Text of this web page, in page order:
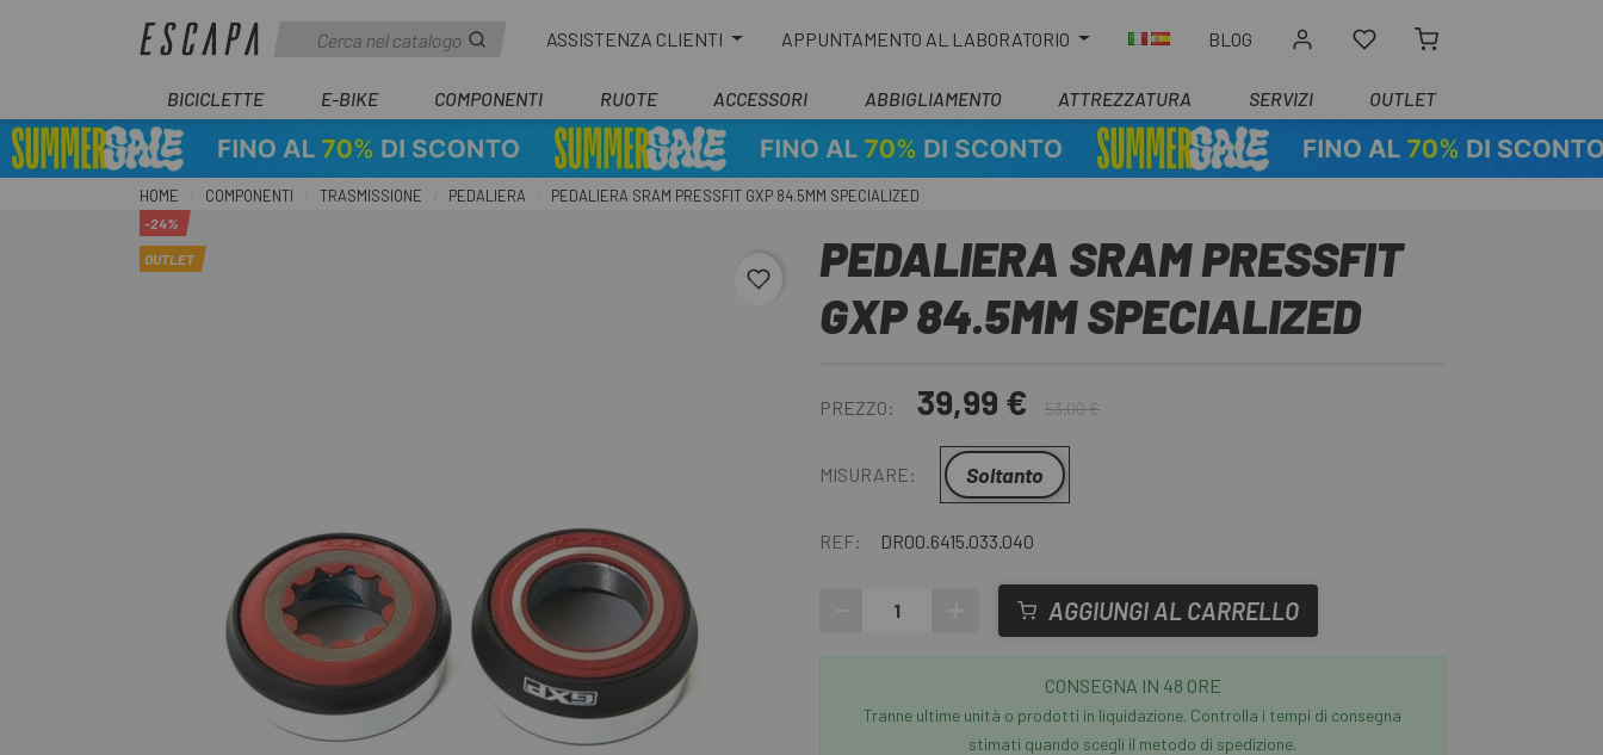
ASSISTENZA CLIENTI APPUNTAMENTO AL LABORATORIO BLOG
BICICLETTE E-BIKE COMPONENTI RUOTE ACCESSORI ABBIGLIAMENTO ATTREZZATURA SERVIZI OUTLET
HOME COMPONENTI TRASMISSIONE PEDALIERA PEDALIERA SRAM PRESSFIT GXP 84.5MM SPECIALIZED
favorite_border
-24%
OUTLET
PEDALIERA SRAM PRESSFIT
GXP 84.5MM SPECIALIZED
PREZZO: 39,99 € 53,00 €
MISURARE: Soltanto
REF: DR00.6415.033.040
AGGIUNGI AL CARRELLO
CONSEGNA IN 48 ORE
Tranne ultime unità o prodotti in liquidazione. Controlla i tempi di consegna
stimati quando scegli il metodo di spedizione.